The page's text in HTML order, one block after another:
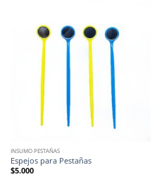
INSUMO PESTAÑAS
Espejos para Pestañas
$5.000